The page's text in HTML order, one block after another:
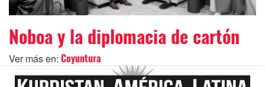
Noboa y la diplomacia de cartón
Ver más en: Coyuntura